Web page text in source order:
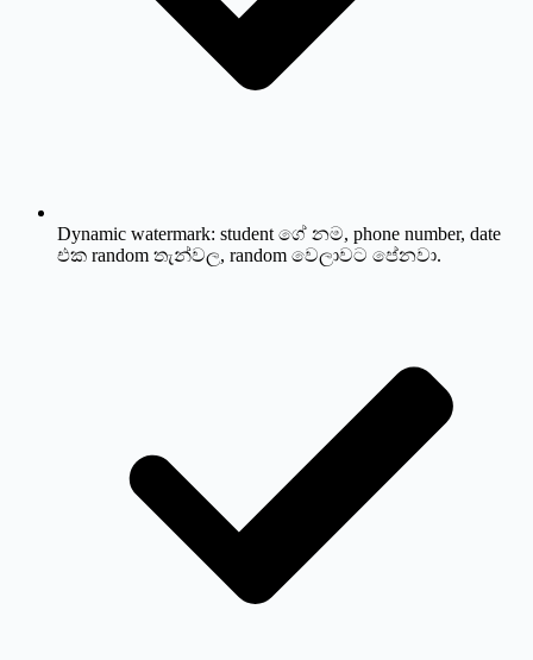
Dynamic watermark: student ගේ නම, phone number, date
එක random තැන්වල, random වෙලාවට පේනවා.